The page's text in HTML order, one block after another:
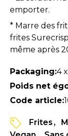
emporter.
* Marre des
frites
même après
Packaging:4
Poids net
Code article:
Frites